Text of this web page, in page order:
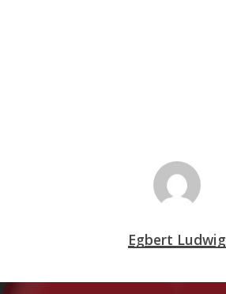
Egbert Ludwig